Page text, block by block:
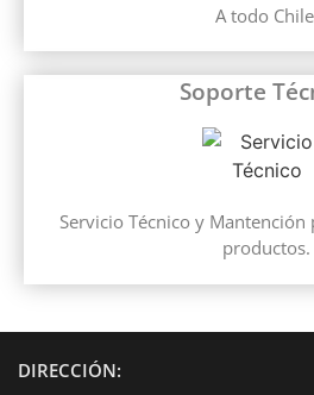
A todo
Soporte
Servicio Técnico y
productos.
DIRECCIÓN: